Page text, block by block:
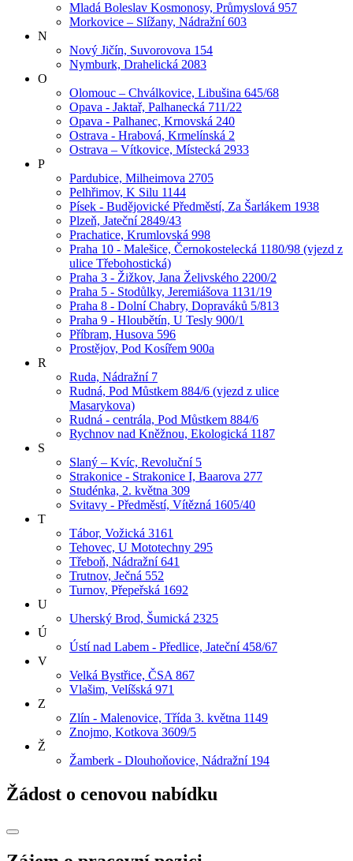
Mladá Boleslav Kosmonosy, Průmyslová 957
Morkovice – Slížany, Nádražní 603
N
Nový Jičín, Suvorovova 154
Nymburk, Drahelická 2083
O
Olomouc – Chválkovice, Libušina 645/68
Opava - Jaktař, Palhanecká 711/22
Opava - Palhanec, Krnovská 240
Ostrava - Hrabová, Krmelínská 2
Ostrava – Vítkovice, Místecká 2933
P
Pardubice, Milheimova 2705
Pelhřimov, K Silu 1144
Písek - Budějovické Předměstí, Za Šarlákem 1938
Plzeň, Jateční 2849/43
Prachatice, Krumlovská 998
Praha 10 - Malešice, Černokostelecká 1180/98 (vjezd z
ulice Třebohostická)
Praha 3 - Žižkov, Jana Želivského 2200/2
Praha 5 - Stodůlky, Jeremiášova 1131/19
Praha 8 - Dolní Chabry, Dopraváků 5/813
Praha 9 - Hloubětín, U Tesly 900/1
Příbram, Husova 596
Prostějov, Pod Kosířem 900a
R
Ruda, Nádražní 7
Rudná, Pod Můstkem 884/6 (vjezd z ulice
Masarykova)
Rudná - centrála, Pod Můstkem 884/6
Rychnov nad Kněžnou, Ekologická 1187
S
Slaný – Kvíc, Revoluční 5
Strakonice - Strakonice I, Baarova 277
Studénka, 2. května 309
Svitavy - Předměstí, Vítězná 1605/40
T
Tábor, Vožická 3161
Tehovec, U Mototechny 295
Třeboň, Nádražní 641
Trutnov, Ječná 552
Turnov, Přepeřská 1692
U
Uherský Brod, Šumická 2325
Ú
Ústí nad Labem - Předlice, Jateční 458/67
V
Velká Bystřice, ČSA 867
Vlašim, Velíšská 971
Z
Zlín - Malenovice, Třída 3. května 1149
Znojmo, Kotkova 3609/5
Ž
Žamberk - Dlouhoňovice, Nádražní 194
Žádost o cenovou nabídku